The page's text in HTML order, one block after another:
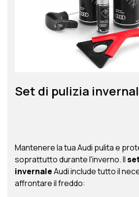
Set di pulizia
Mantenere la tua Audi pulita e
soprattutto durante l'inverno. Il
invernaleAudi include tutto il
affrontare il freddo: